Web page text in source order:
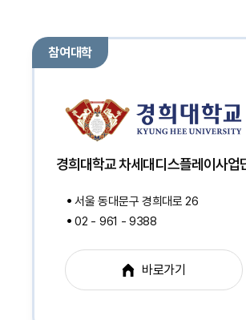
참여대학
경희대학교 차세대디스플레이사업
서울 동대문구 경희대로 26
02 - 961 - 9388
바로가기